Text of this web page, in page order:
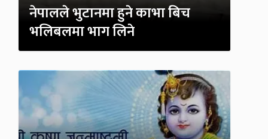
नेपालले भुटानमा हुने काभा बिच
भलिबलमा भाग लिने